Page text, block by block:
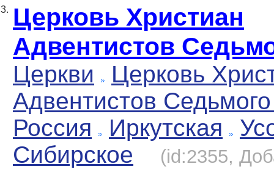
3. Церковь Христиан
Адвентистов
Церкви
Церковь
Адвентистов
Россия
Иркутская
Сибирское
(id:2355,